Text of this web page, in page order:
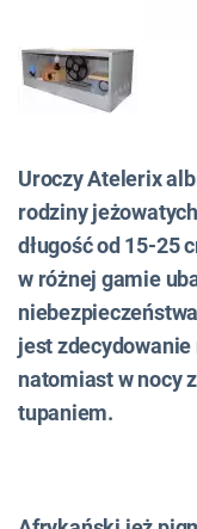
UroczyAtelerix
rodziny
długość od 15-25
w różnej gamie
jest
natomiast w nocy
tupaniem.